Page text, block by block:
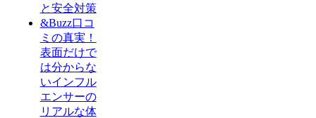
と安全対策
&Buzz口コ
ミの真実！
表面だけで
は分からな
いインフル
エンサーの
リアルな体